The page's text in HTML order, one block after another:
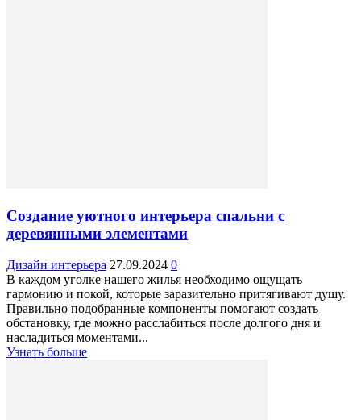
Создание уютного интерьера спальни с
деревянными элементами
Дизайн интерьера 27.09.2024 0
В каждом уголке нашего жилья необходимо ощущать
гармонию и покой, которые заразительно притягивают душу.
Правильно подобранные компоненты помогают создать
обстановку, где можно расслабиться после долгого дня и
насладиться моментами...
Узнать больше